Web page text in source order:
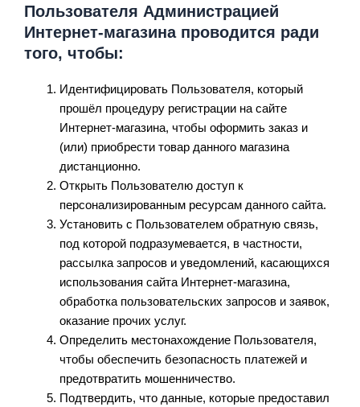
Пользователя Администрацией
Интернет-магазина проводится ради
того, чтобы:
Идентифицировать Пользователя, который
прошёл процедуру регистрации на сайте
Интернет-магазина, чтобы оформить заказ и
(или) приобрести товар данного магазина
дистанционно.
Открыть Пользователю доступ к
персонализированным ресурсам данного сайта.
Установить с Пользователем обратную связь,
под которой подразумевается, в частности,
рассылка запросов и уведомлений, касающихся
использования сайта Интернет-магазина,
обработка пользовательских запросов и заявок,
оказание прочих услуг.
Определить местонахождение Пользователя,
чтобы обеспечить безопасность платежей и
предотвратить мошенничество.
Подтвердить, что данные, которые предоставил